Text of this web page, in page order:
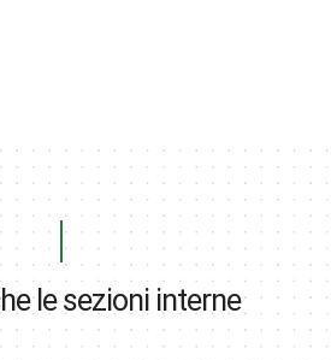
le sezioni interne